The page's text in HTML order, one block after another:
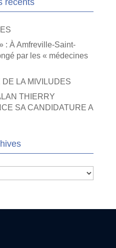
récents
: À Amfreville-Saint-
par les « médecines
DE LA MIVILUDES
THIERRY
SA CANDIDATURE A